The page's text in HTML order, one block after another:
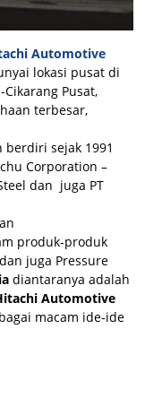
Automotive
lokasi pusat di
Pusat,
terbesar,
sejak 1991
Corporation –
dan juga PT
produk-produk
juga Pressure
diantaranya adalah
Automotive
macam ide-ide